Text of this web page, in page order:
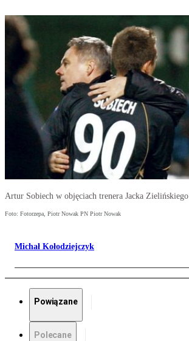
Artur Sobiech w objęciach trenera Jacka Zielińskiego
Foto: Fotorzepa, Piotr Nowak PN Piotr Nowak
Michał Kołodziejczyk
Powiązane
Polecane